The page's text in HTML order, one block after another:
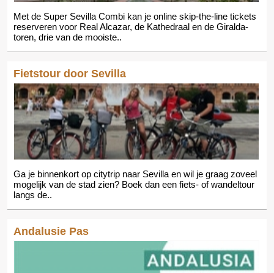
Met de Super Sevilla Combi kan je online skip-the-line tickets
reserveren voor Real Alcazar, de Kathedraal en de Giralda-
toren, drie van de mooiste..
Fietstour door Sevilla
Ga je binnenkort op citytrip naar Sevilla en wil je graag zoveel
mogelijk van de stad zien? Boek dan een fiets- of wandeltour
langs de..
Andalusie Pas